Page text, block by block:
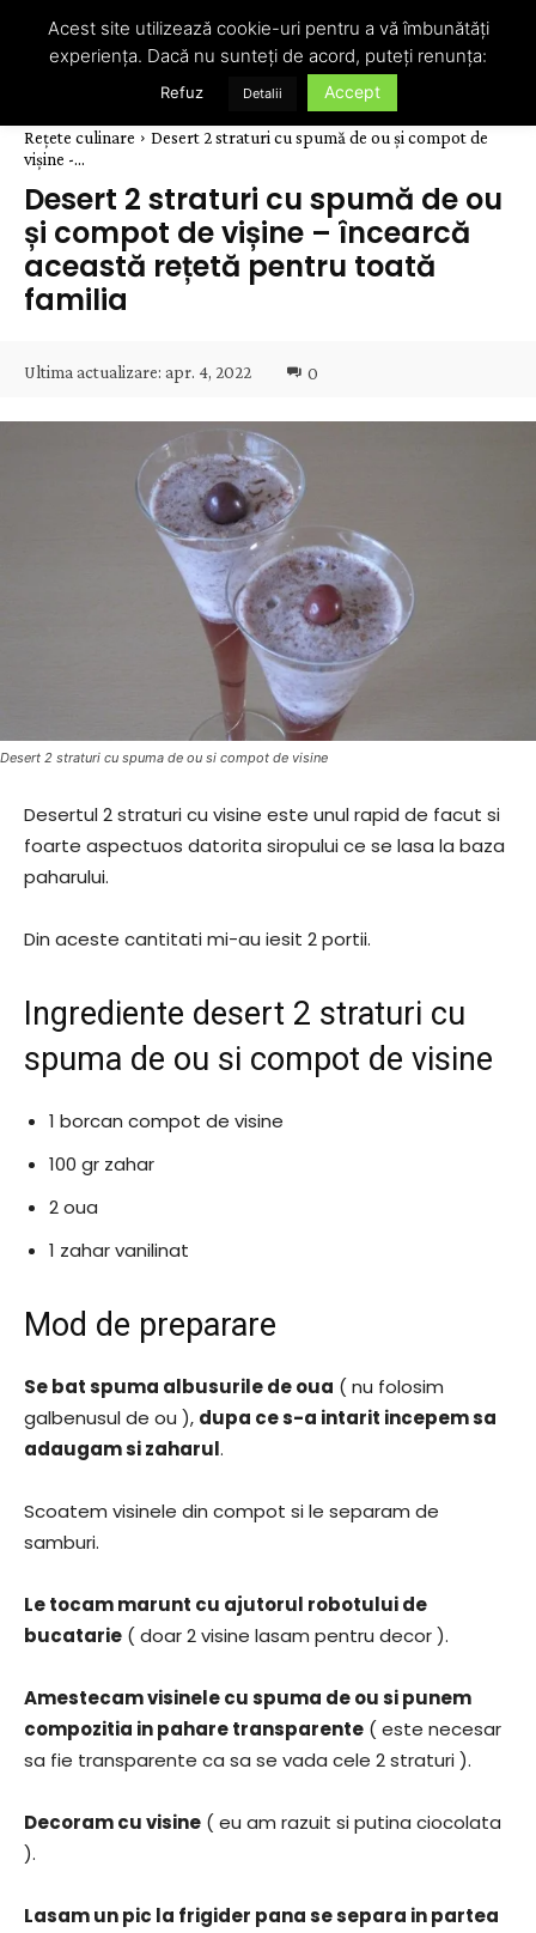
Rețete culinare
Desert 2 straturi cu spumă de ou și compot de
vișine -...
Desert 2 straturi cu spumă de ou
și compot de vișine – încearcă
această rețetă pentru toată
familia
Ultima actualizare: apr. 4, 2022 0
Desert 2 straturi cu spuma de ou si compot de visine
Desertul 2 straturi cu visine este unul rapid de facut si
foarte aspectuos datorita siropului ce se lasa la baza
paharului.
Din aceste cantitati mi-au iesit 2 portii.
Ingrediente desert 2 straturi cu
spuma de ou si compot de visine
1 borcan compot de visine
100 gr zahar
2 oua
1 zahar vanilinat
Mod de preparare
Se bat spuma albusurile de oua ( nu folosim
galbenusul de ou ), dupa ce s-a intarit incepem sa
adaugam si zaharul.
Scoatem visinele din compot si le separam de
samburi.
Le tocam marunt cu ajutorul robotului de
bucatarie ( doar 2 visine lasam pentru decor ).
Amestecam visinele cu spuma de ou si punem
compozitia in pahare transparente ( este necesar
sa fie transparente ca sa se vada cele 2 straturi ).
Decoram cu visine ( eu am razuit si putina ciocolata
).
Lasam un pic la frigider pana se separa in partea
Acest site utilizează cookie-uri pentru a vă îmbunătăți
experiența. Dacă nu sunteți de acord, puteți renunța:
Refuz Detalii Accept